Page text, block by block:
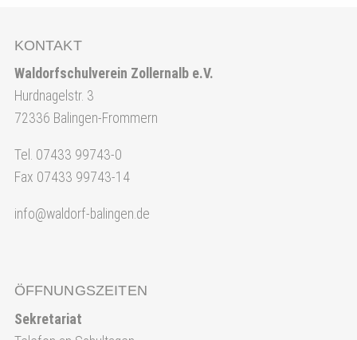
KONTAKT
Waldorfschulverein Zollernalb e.V.
Hurdnagelstr. 3
72336 Balingen-Frommern
Tel. 07433 99743-0
Fax 07433 99743-14
info@waldorf-balingen.de
ÖFFNUNGSZEITEN
Sekretariat